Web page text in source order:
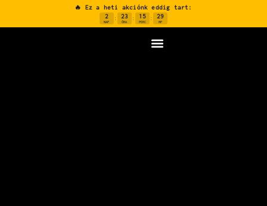
🔥 Ez a heti akciónk eddig tart:
2
NAP
: 23
ÓRA
: 15
PERC
: 28
MP